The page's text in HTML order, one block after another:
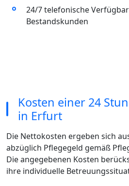
24/7 telefonische
Bestandskunden
Kosten einer 24
in Erfurt
Die Nettokosten ergeben sich
abzüglich Pflegegeld gemäß
Die angegebenen Kosten
ihre individuelle